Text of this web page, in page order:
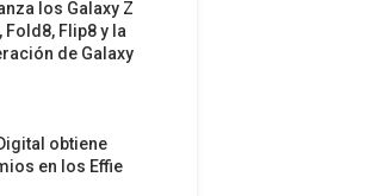
los Galaxy Z
Fold8, Flip8 y la
de Galaxy
obtiene
en los Effie